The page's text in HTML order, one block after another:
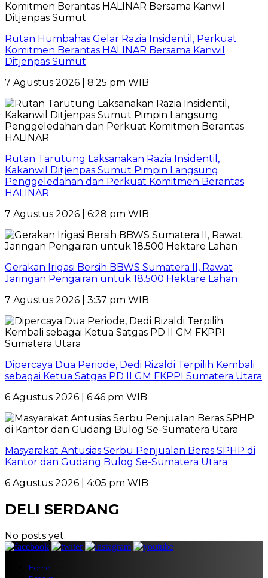
Rutan Humbahas Gelar Razia Insidentil, Perkuat
Komitmen Berantas HALINAR Bersama Kanwil
Ditjenpas Sumut
7 Agustus 2026 | 8:25 pm WIB
Rutan Tarutung Laksanakan Razia Insidentil,
Kakanwil Ditjenpas Sumut Pimpin Langsung
Penggeledahan dan Perkuat Komitmen Berantas
HALINAR
7 Agustus 2026 | 6:28 pm WIB
Gerakan Irigasi Bersih BBWS Sumatera II, Rawat
Jaringan Pengairan untuk 18.500 Hektare Lahan
7 Agustus 2026 | 3:37 pm WIB
Dipercaya Dua Periode, Dedi Rizaldi Terpilih Kembali
sebagai Ketua Satgas PD II GM FKPPI Sumatera Utara
6 Agustus 2026 | 6:46 pm WIB
Masyarakat Antusias Serbu Penjualan Beras SPHP di
Kantor dan Gudang Bulog Se-Sumatera Utara
6 Agustus 2026 | 4:05 pm WIB
DELI SERDANG
No posts yet.
Home